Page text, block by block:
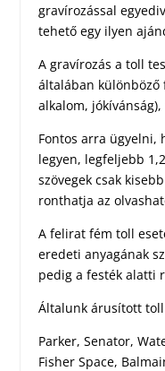
gravírozással
tehető egy ilyen
A gravírozás a toll
általában különböző
alkalom,
Fontos arra ügyelni,
legyen, legfeljebb
szövegek csak
ronthatja az
A felirat fém toll
eredeti anyagának
pedig a festék alatti
Általunk árusított
Parker, Senator,
Fisher Space,